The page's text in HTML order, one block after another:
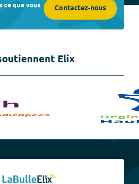
ce que vous Contactez-nous
Elix